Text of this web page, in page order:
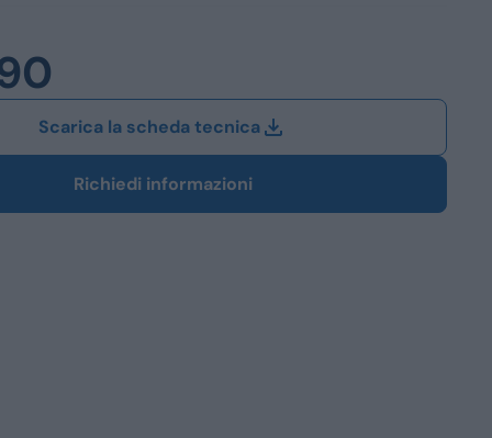
Scarica la scheda tecnica
Richiedi informazioni